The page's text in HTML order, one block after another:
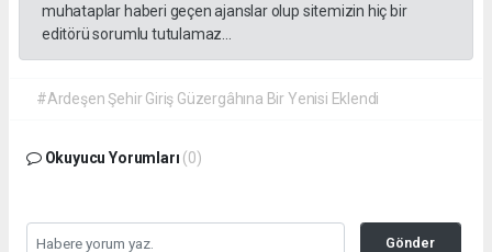
muhataplar haberi geçen ajanslar olup sitemizin hiç bir
editörü sorumlu tutulamaz...
#Ardeşen Şehir Giriş Güzergâhına Bir Yenisi Eklendi
Okuyucu Yorumları (0)
Gönder